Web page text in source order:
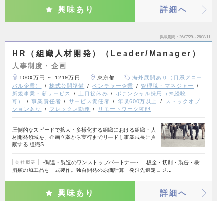
興味あり 詳細へ
掲載期間 26/07/29～26/08/11
HR（組織人材開発）（Leader/Manager）
人事制度・企画
1000万円 ～ 1249万円 東京都
海外展開あり（日系グロー
バル企業）
株式公開準備 ベンチャー企業
管理職・マネジャー
新規事業・新サービス
土日祝休み
ポテンシャル採用（未経験
可）
事業責任者 サービス責任者 年収600万以上
ストックオプ
ションあり
フレックス勤務 リモートワーク可能
圧倒的なスピードで拡大・多様化する組織における組織・人
材開発領域を、企画立案から実行までリードし事業成長に貢
献する 組織S…
会社概要
~調達・製造のワンストップパートナー~ 板金・切削・製缶・樹
脂類の加工品を一式製作。独自開発の原価計算・発注先選定ロジ…
興味あり 詳細へ